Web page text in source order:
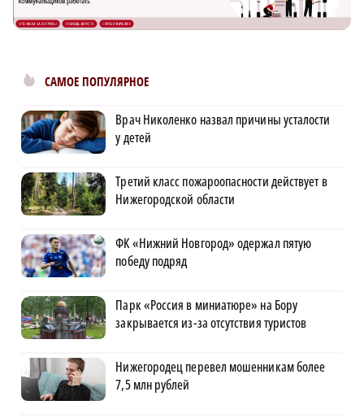
САМОЕ ПОПУЛЯРНОЕ
Врач Николенко назвал причины усталости
у детей
Третий класс пожароопасности действует в
Нижегородской области
ФК «Нижний Новгород» одержал пятую
победу подряд
Парк «Россия в миниатюре» на Бору
закрывается из-за отсутствия туристов
Нижегородец перевел мошенникам более
7,5 млн рублей